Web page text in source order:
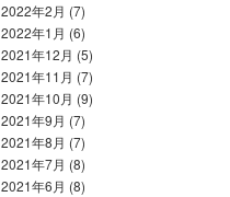
2022年2月 (7)
2022年1月 (6)
2021年12月 (5)
2021年11月 (7)
2021年10月 (9)
2021年9月 (7)
2021年8月 (7)
2021年7月 (8)
2021年6月 (8)